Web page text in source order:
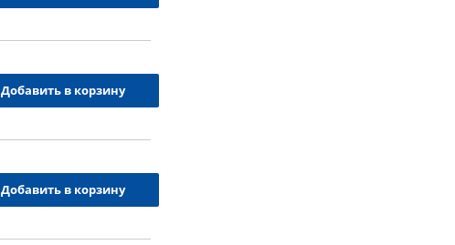
Добавить в корзину
Добавить в корзину